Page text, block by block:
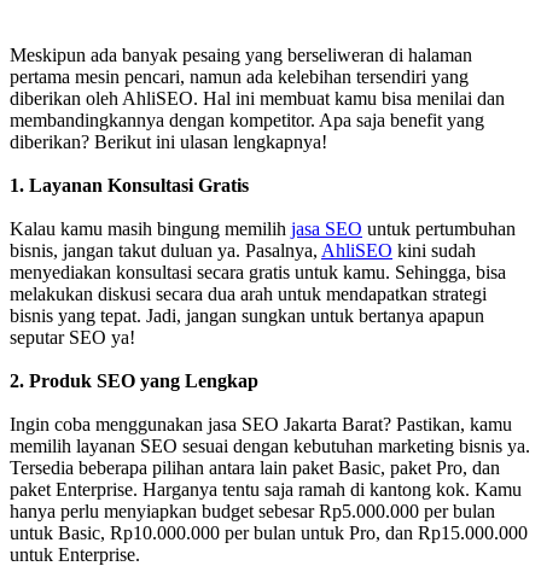
Meskipun ada banyak pesaing yang berseliweran di halaman
pertama mesin pencari, namun ada kelebihan tersendiri yang
diberikan oleh AhliSEO. Hal ini membuat kamu bisa menilai dan
membandingkannya dengan kompetitor. Apa saja benefit yang
diberikan? Berikut ini ulasan lengkapnya!
1. Layanan Konsultasi Gratis
Kalau kamu masih bingung memilih jasa SEO untuk pertumbuhan
bisnis, jangan takut duluan ya. Pasalnya, AhliSEO kini sudah
menyediakan konsultasi secara gratis untuk kamu. Sehingga, bisa
melakukan diskusi secara dua arah untuk mendapatkan strategi
bisnis yang tepat. Jadi, jangan sungkan untuk bertanya apapun
seputar SEO ya!
2. Produk SEO yang Lengkap
Ingin coba menggunakan jasa SEO Jakarta Barat? Pastikan, kamu
memilih layanan SEO sesuai dengan kebutuhan marketing bisnis ya.
Tersedia beberapa pilihan antara lain paket Basic, paket Pro, dan
paket Enterprise. Harganya tentu saja ramah di kantong kok. Kamu
hanya perlu menyiapkan budget sebesar Rp5.000.000 per bulan
untuk Basic, Rp10.000.000 per bulan untuk Pro, dan Rp15.000.000
untuk Enterprise.